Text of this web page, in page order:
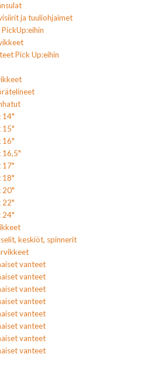
ja tuuliohjaimet
Pick Up:eihin
14"
15"
16"
16,5"
17"
18"
20"
22"
24"
keskiöt, spinnerit
vanteet
vanteet
vanteet
vanteet
vanteet
vanteet
vanteet
vanteet